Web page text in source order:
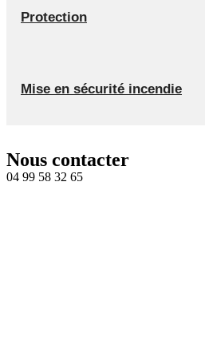
Protection
Mise en sécurité incendie
Nous contacter
04 99 58 32 65